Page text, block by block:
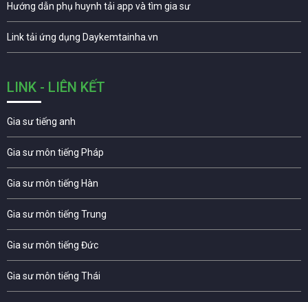
Hướng dẫn phụ huynh tải app và tìm gia sư
Link tải ứng dụng Daykemtainha.vn
LINK - LIÊN KẾT
Gia sư tiếng anh
Gia sư môn tiếng Pháp
Gia sư môn tiếng Hàn
Gia sư môn tiếng Trung
Gia sư môn tiếng Đức
Gia sư môn tiếng Thái